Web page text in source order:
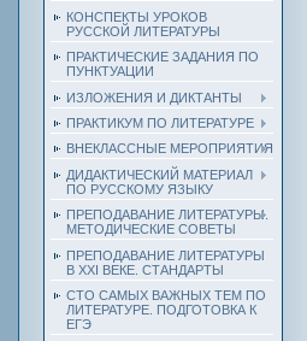
КОНСПЕКТЫ УРОКОВ
РУССКОЙ ЛИТЕРАТУРЫ
ПРАКТИЧЕСКИЕ ЗАДАНИЯ ПО
ПУНКТУАЦИИ
ИЗЛОЖЕНИЯ И ДИКТАНТЫ
ПРАКТИКУМ ПО ЛИТЕРАТУРЕ
ВНЕКЛАССНЫЕ МЕРОПРИЯТИЯ
ДИДАКТИЧЕСКИЙ МАТЕРИАЛ
ПО РУССКОМУ ЯЗЫКУ
ПРЕПОДАВАНИЕ ЛИТЕРАТУРЫ.
МЕТОДИЧЕСКИЕ СОВЕТЫ
ПРЕПОДАВАНИЕ ЛИТЕРАТУРЫ
В XXI ВЕКЕ. СТАНДАРТЫ
СТО САМЫХ ВАЖНЫХ ТЕМ ПО
ЛИТЕРАТУРЕ. ПОДГОТОВКА К
ЕГЭ